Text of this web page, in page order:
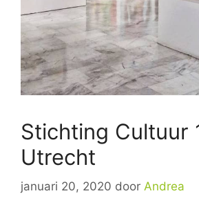
Stichting Cultuur
Utrecht
januari 20, 2020 door Andrea